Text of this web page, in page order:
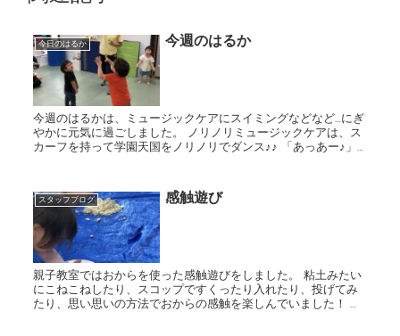
今日のはるか 今週のはるか
今週のはるかは、ミュージックケアにスイミングなどなど…にぎ
やかに元気に過ごしました。 ノリノリミュージックケアは、ス
カーフを持って学園天国をノリノリでダンス♪♪ 「あっあー♪」
スタッフブログ 感触遊び
親子教室ではおからを使った感触遊びをしました。 粘土みたい
にこねこねしたり、スコップですくったり入れたり、投げてみ
たり、思い思いの方法でおからの感触を楽しんでいました！ お